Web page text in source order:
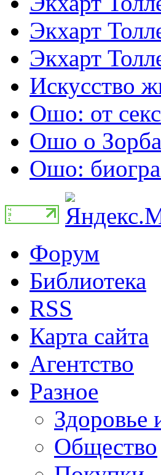
Экхарт
Экхарт
Искусство
Ошо: от
Ошо о
Ошо:
Форум
Библиотека
RSS
Карта сайта
Агентство
Разное
Здоровье
Общество